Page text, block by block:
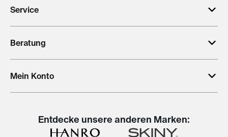
Service
Beratung
Mein Konto
Entdecke unsere anderen Marken: